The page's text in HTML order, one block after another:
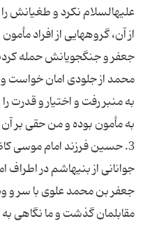
علیه‏السلام نکرد و طغیانش
از آن، گروههایی از افراد
جعفر و جنگجویانش حمله
محمد از جلودی امان خواست و
به منبر رفت و اختیار و قدرت
3. حسین فرزند امام موسی
جوانانی از بنی‏هاشم در
جعفر بن محمد علوی با سر و
مقابلمان گذشت و ما نگاهی